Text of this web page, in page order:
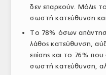
δεν επαρκούν. Μόλις
σωστή κατεύθυνση
Το 78% όσων
λάθος κατεύθυνση,
επίσης και το 76% που
σωστή κατεύθυνση,